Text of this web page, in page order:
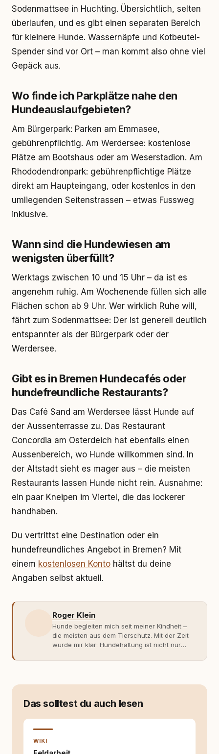
Sodenmattsee in Huchting. Übersichtlich, selten
überlaufen, und es gibt einen separaten Bereich
für kleinere Hunde. Wassernäpfe und Kotbeutel-
Spender sind vor Ort – man kommt also ohne viel
Gepäck aus.
Wo finde ich Parkplätze nahe den
Hundeauslaufgebieten?
Am Bürgerpark: Parken am Emmasee,
gebührenpflichtig. Am Werdersee: kostenlose
Plätze am Bootshaus oder am Weserstadion. Am
Rhododendronpark: gebührenpflichtige Plätze
direkt am Haupteingang, oder kostenlos in den
umliegenden Seitenstrassen – etwas Fussweg
inklusive.
Wann sind die Hundewiesen am
wenigsten überfüllt?
Werktags zwischen 10 und 15 Uhr – da ist es
angenehm ruhig. Am Wochenende füllen sich alle
Flächen schon ab 9 Uhr. Wer wirklich Ruhe will,
fährt zum Sodenmattsee: Der ist generell deutlich
entspannter als der Bürgerpark oder der
Werdersee.
Gibt es in Bremen Hundecafés oder
hundefreundliche Restaurants?
Das Café Sand am Werdersee lässt Hunde auf
der Aussenterrasse zu. Das Restaurant
Concordia am Osterdeich hat ebenfalls einen
Aussenbereich, wo Hunde willkommen sind. In
der Altstadt sieht es mager aus – die meisten
Restaurants lassen Hunde nicht rein. Ausnahme:
ein paar Kneipen im Viertel, die das lockerer
handhaben.
Du vertrittst eine Destination oder ein
hundefreundliches Angebot in Bremen? Mit
einem kostenlosen Konto hältst du deine
Angaben selbst aktuell.
Roger Klein
Hunde begleiten mich seit meiner Kindheit –
die meisten aus dem Tierschutz. Mit der Zeit
wurde mir klar: Hundehaltung ist nicht nur
Fachwissen. Der Wendepunkt kam mit meinem
moderner Hundeerziehung
entsteht echte Bindung dort, wo Verständnis
Wissen ersetzt – nicht umgekehrt. Aus dieser
Das solltest du auch lesen
WIKI